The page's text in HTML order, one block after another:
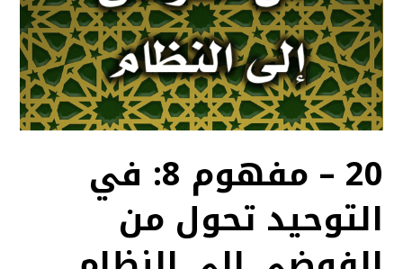
20 – مفهوم 8: في
التوحيد تحول من